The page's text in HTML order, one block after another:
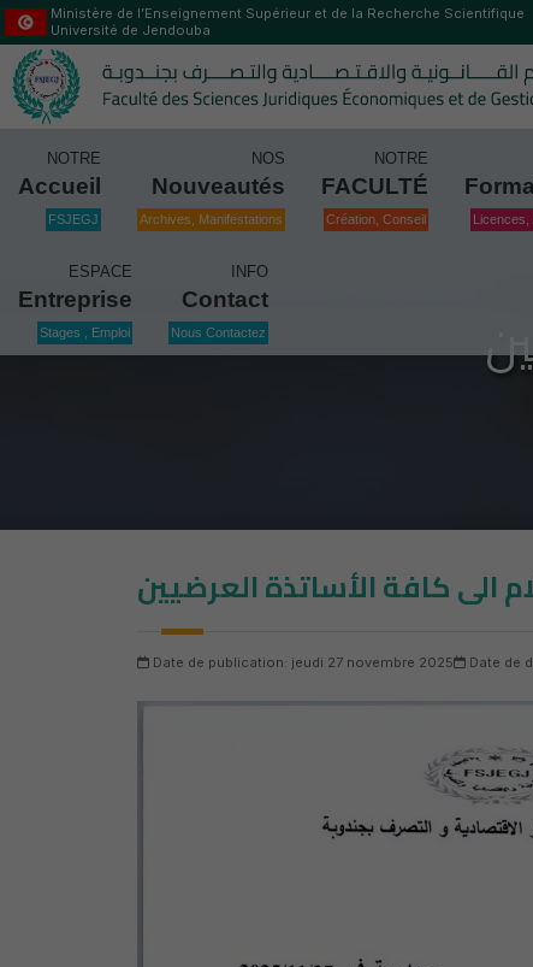
Ministère de l’Enseignement Supérieur et de la Recherche Scientifique
Université de Jendouba
NOTRE
Accueil
FSJEGJ
NOS
Nouveautés
Archives, Manifestations
NOTRE
FACULTÉ
Création, Conseil Licences,
ESPACE
Entreprise
Stages , Emploi
INFO
Contact
Nous Contactez
الى كافة الأساتذة العرضيين
Date de publication: jeudi 27 novembre 2025 Date de